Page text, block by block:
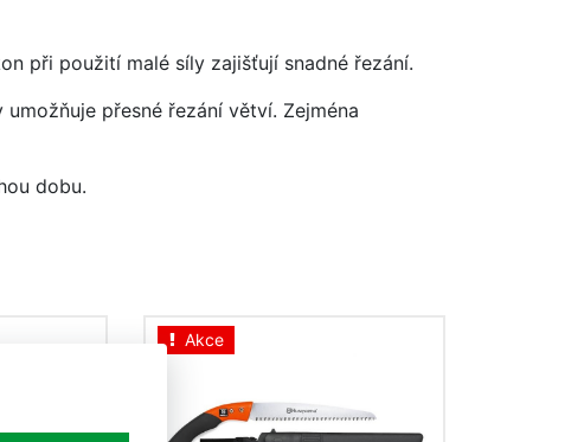
při použití ​​malé síly zajišťují snadné řezání.
přesné řezání větví. Zejména
dobu.
Akce